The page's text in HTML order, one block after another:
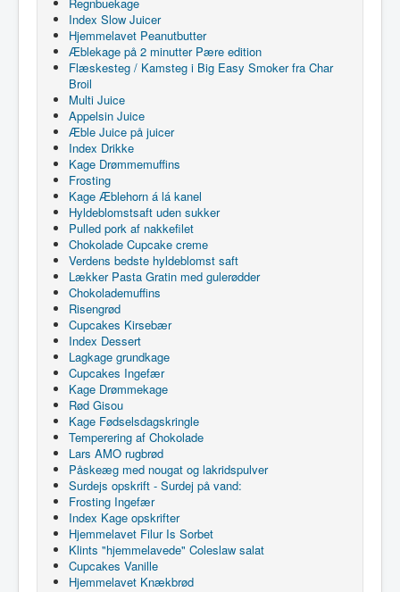
Index Slow Juicer
Hjemmelavet Peanutbutter
Æblekage på 2 minutter Pære edition
Flæskesteg / Kamsteg i Big Easy Smoker fra Char
Broil
Multi Juice
Appelsin Juice
Æble Juice på juicer
Index Drikke
Kage Drømmemuffins
Frosting
Kage Æblehorn á lá kanel
Hyldeblomstsaft uden sukker
Pulled pork af nakkefilet
Chokolade Cupcake creme
Verdens bedste hyldeblomst saft
Lækker Pasta Gratin med gulerødder
Chokolademuffins
Risengrød
Cupcakes Kirsebær
Index Dessert
Lagkage grundkage
Cupcakes Ingefær
Kage Drømmekage
Rød Gisou
Kage Fødselsdagskringle
Temperering af Chokolade
Lars AMO rugbrød
Påskeæg med nougat og lakridspulver
Surdejs opskrift - Surdej på vand:
Frosting Ingefær
Index Kage opskrifter
Hjemmelavet Filur Is Sorbet
Klints "hjemmelavede" Coleslaw salat
Cupcakes Vanille
Hjemmelavet Knækbrød